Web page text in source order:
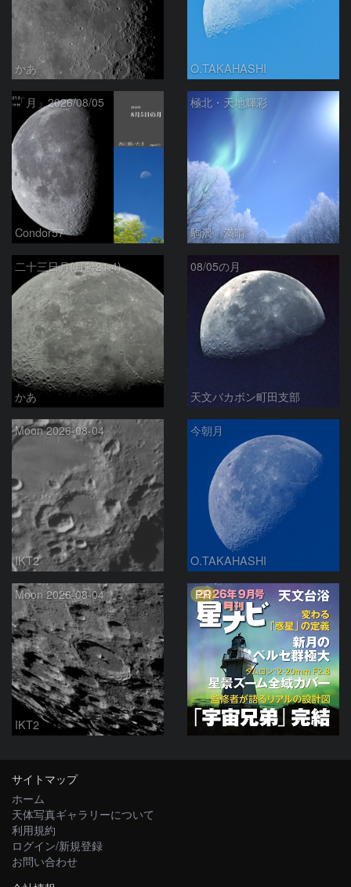
かあ O.TAKAHASHI
「月」2026/08/05
Condor57
極北・天地輝彩
駒沢 満晴
二十三日月(月齢21.4)
かあ
08/05の月
天文バカボン町田支部
Moon 2026-08-04
IKT2
今朝月
O.TAKAHASHI
Moon 2026-08-04
IKT2
PR
サイトマップ
ホーム
天体写真ギャラリーについて
利用規約
ログイン/新規登録
お問い合わせ